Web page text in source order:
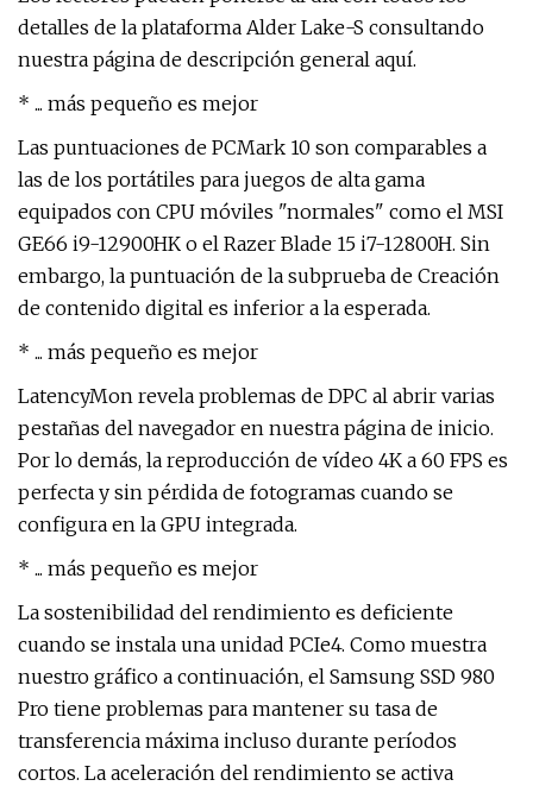
detalles de la plataforma Alder Lake-S consultando
nuestra página de descripción general aquí.
* ... más pequeño es mejor
Las puntuaciones de PCMark 10 son comparables a
las de los portátiles para juegos de alta gama
equipados con CPU móviles "normales" como el MSI
GE66 i9-12900HK o el Razer Blade 15 i7-12800H. Sin
embargo, la puntuación de la subprueba de Creación
de contenido digital es inferior a la esperada.
* ... más pequeño es mejor
LatencyMon revela problemas de DPC al abrir varias
pestañas del navegador en nuestra página de inicio.
Por lo demás, la reproducción de vídeo 4K a 60 FPS es
perfecta y sin pérdida de fotogramas cuando se
configura en la GPU integrada.
* ... más pequeño es mejor
La sostenibilidad del rendimiento es deficiente
cuando se instala una unidad PCIe4. Como muestra
nuestro gráfico a continuación, el Samsung SSD 980
Pro tiene problemas para mantener su tasa de
transferencia máxima incluso durante períodos
cortos. La aceleración del rendimiento se activa